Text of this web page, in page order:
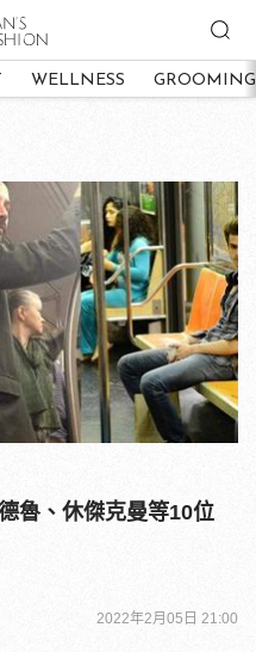
WELLNESS GROOMING
魯、休傑克曼等10位
2022年2月05日 21:00